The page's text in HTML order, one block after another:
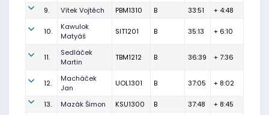
9.
Vítek Vojtěch PBM1310 B 33:51 + 4:48
10.
Kawulok
Matyáš
SIT1201 B 35:13 + 6:10
11.
Sedláček
Martin
TBM1212 B 36:39 + 7:36
12.
Macháček
Jan
UOL1301 B 37:05 + 8:02
13. Mazák Šimon KSU1300 B 37:48 + 8:45